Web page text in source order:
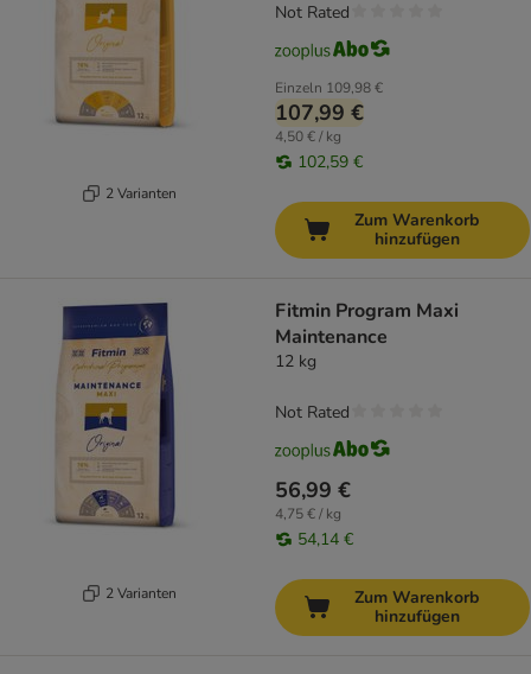
2 Varianten
Einzeln 109,98 €
107,99 €
4,50 € / kg
102,59 €
Not Rated
Zum Warenkorb
hinzufügen
2 Varianten
Fitmin Program Maxi
Maintenance
12 kg
56,99 €
4,75 € / kg
54,14 €
Not Rated
Zum Warenkorb
hinzufügen